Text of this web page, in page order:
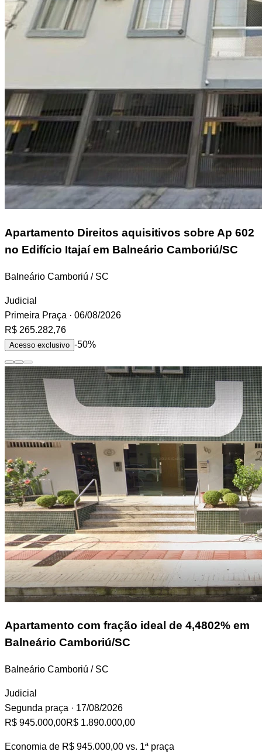
Apartamento Direitos aquisitivos sobre Ap 602
no Edifício Itajaí em Balneário Camboriú/SC
Balneário Camboriú / SC
Judicial
Primeira Praça · 06/08/2026
R$ 265.282,76
Acesso exclusivo -50%
Apartamento com fração ideal de 4,4802% em
Balneário Camboriú/SC
Balneário Camboriú / SC
Judicial
Segunda praça · 17/08/2026
R$ 945.000,00R$ 1.890.000,00
Economia de R$ 945.000,00 vs. 1ª praça